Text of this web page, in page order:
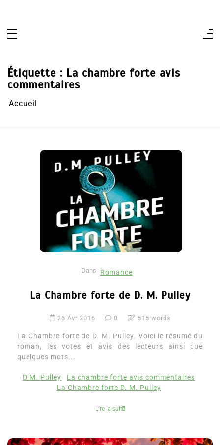
Étiquette : La chambre forte avis
commentaires
Accueil
Dans Romance
La Chambre forte de D. M. Pulley
26 Avr 2016 0 515 words
La Chambre forte de D. M. Pulley. Voici le résumé du
roman, les votes et avis des lecteurs ainsi que
quelques mots...
D.M. Pulley
La chambre forte avis commentaires
La Chambre forte D. M. Pulley
Lire la suite